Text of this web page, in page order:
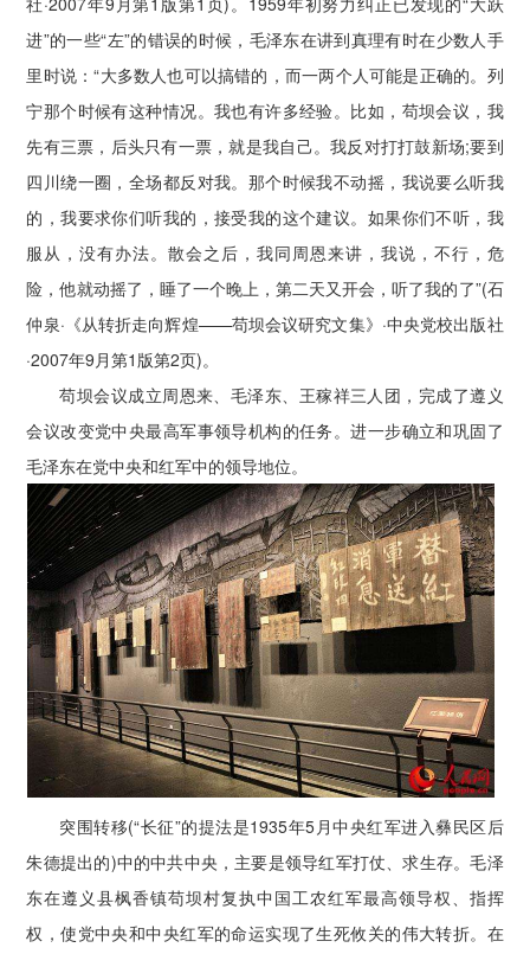
进”的一些“左”的错误的时候，毛泽东在讲到真理有时在少数人手
里时说：“大多数人也可以搞错的，而一两个人可能是正确的。列
宁那个时候有这种情况。我也有许多经验。比如，苟坝会议，我
先有三票，后头只有一票，就是我自己。我反对打打鼓新场;要到
四川绕一圈，全场都反对我。那个时候我不动摇，我说要么听我
的，我要求你们听我的，接受我的这个建议。如果你们不听，我
服从，没有办法。散会之后，我同周恩来讲，我说，不行，危
险，他就动摇了，睡了一个晚上，第二天又开会，听了我的了”(石
仲泉·《从转折走向辉煌——苟坝会议研究文集》·中央党校出版社
·2007年9月第1版第2页)。
苟坝会议成立周恩来、毛泽东、王稼祥三人团，完成了遵义
会议改变党中央最高军事领导机构的任务。进一步确立和巩固了
毛泽东在党中央和红军中的领导地位。
突围转移(“长征”的提法是1935年5月中央红军进入彝民区后
朱德提出的)中的中共中央，主要是领导红军打仗、求生存。毛泽
东在遵义县枫香镇苟坝村复执中国工农红军最高领导权、指挥
权，使党中央和中央红军的命运实现了生死攸关的伟大转折。在